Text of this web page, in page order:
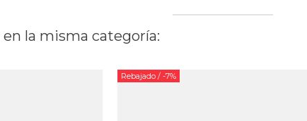
la misma categoría:
Rebajado / -7%